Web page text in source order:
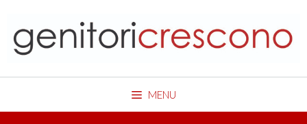
content
MENU